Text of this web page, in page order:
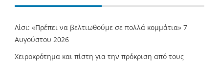
Λίσι: «Πρέπει να βελτιωθούμε σε πολλά κομμάτια» 7
Αυγούστου 2026
Χειροκρότημα και πίστη για την πρόκριση από τους